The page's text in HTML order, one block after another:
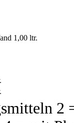
1,00 ltr.